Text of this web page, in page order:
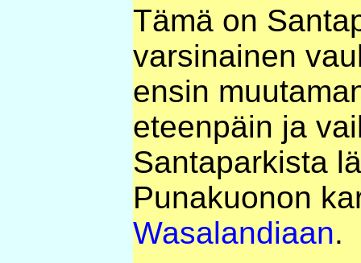
Tämä on
varsinainen
ensin
eteenpäin ja
Santaparkista
Punakuonon
Wasalandiaan.